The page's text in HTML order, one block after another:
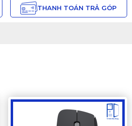
THANH TOÁN TRẢ GÓP